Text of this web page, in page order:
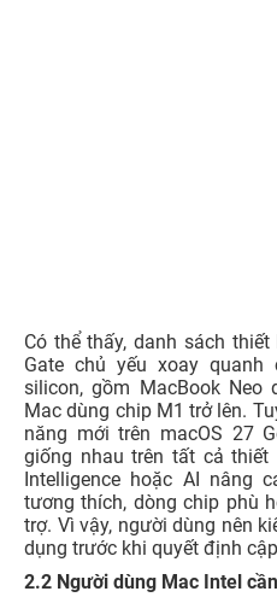
Có thể thấy, danh sách
Gate chủ yếu xoay
silicon, gồm MacBook Neo
Mac dùng chip M1 trở lên.
năng mới trên macOS 27
giống nhau trên tất cả
Intelligence hoặc AI nâng
tương thích, dòng chip phù
trợ. Vì vậy, người dùng nên
dụng trước khi quyết định
2.2 Người dùng Mac Intel